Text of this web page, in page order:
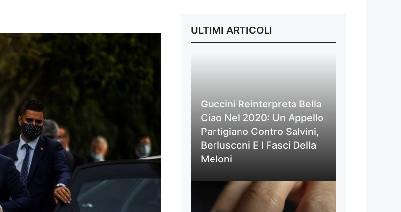
ULTIMI ARTICOLI
Guccini Reinterpreta Bella
Ciao Nel 2020: Un Appello
Partigiano Contro Salvini,
Berlusconi E I Fasci Della
Meloni